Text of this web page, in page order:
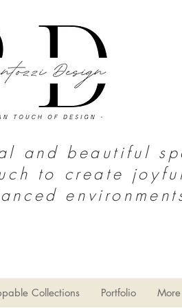
and beautiful
to create
Limpieza del hogar Estilo
Collections Portfolio More